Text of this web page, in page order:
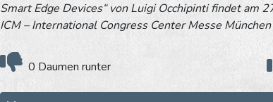
Smart Edge Devices“ von Luigi Occhipinti findet am
ICM – International Congress Center Messe
0 Daumen runter